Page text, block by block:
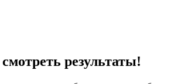
результаты!